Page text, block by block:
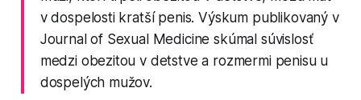
v dospelosti kratší penis. Výskum publikovaný v
Journal of Sexual Medicine skúmal súvislosť
medzi obezitou v detstve a rozmermi penisu u
dospelých mužov.